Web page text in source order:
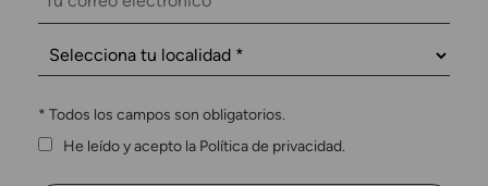
* Todos los campos son obligatorios.
He leído y acepto la Política de privacidad.